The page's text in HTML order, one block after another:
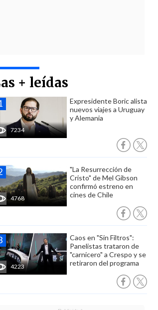
+ leídas
7234
Expresidente Boric alista
nuevos viajes a Uruguay
y Alemania
4768
"La Resurrección de
Cristo" de Mel Gibson
confirmó estreno en
cines de Chile
4223
Caos en "Sin Filtros":
Panelistas trataron de
"carnicero" a Crespo y se
retiraron del programa